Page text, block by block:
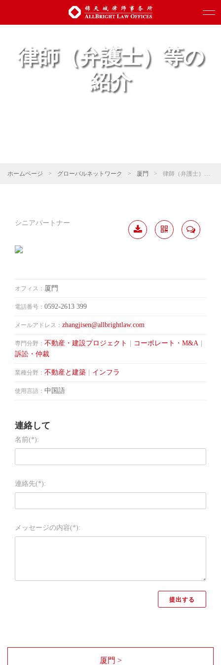
律師（弁護士）等の
紹介
ホームページ > グローバルネットワーク > 厦門 > 律師（弁護士）等の紹介
シニアパートナー
オフィス： 厦門
電話番号： 0592-2613 399
メールアドレス： zhangjisen@allbrightlaw.com
専門分野： 不動産・建設プロジェクト コーポレート・M&A
訴訟・仲裁
業種分野： 不動産と建築 インフラ
使用言語： 中国語
連絡して
名前(*):
連絡先(*):
メッセージの内容(*):
厦門 >